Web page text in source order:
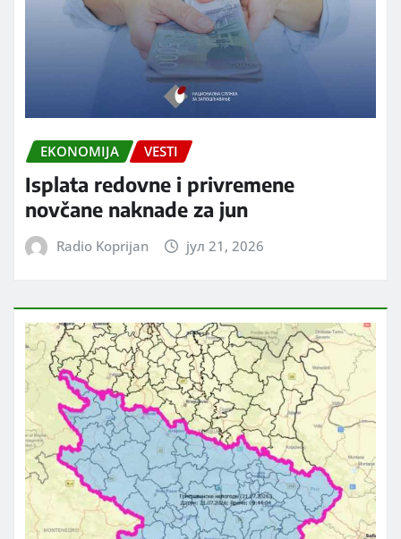
EKONOMIJA VESTI
Isplata redovne i privremene
novčane naknade za jun
Radio Koprijan јул 21, 2026